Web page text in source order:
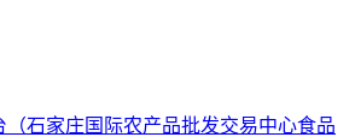
（石家庄国际农产品批发交易中心食品